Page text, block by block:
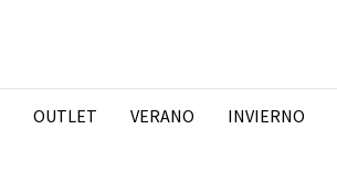
OUTLET VERANO INVIERNO